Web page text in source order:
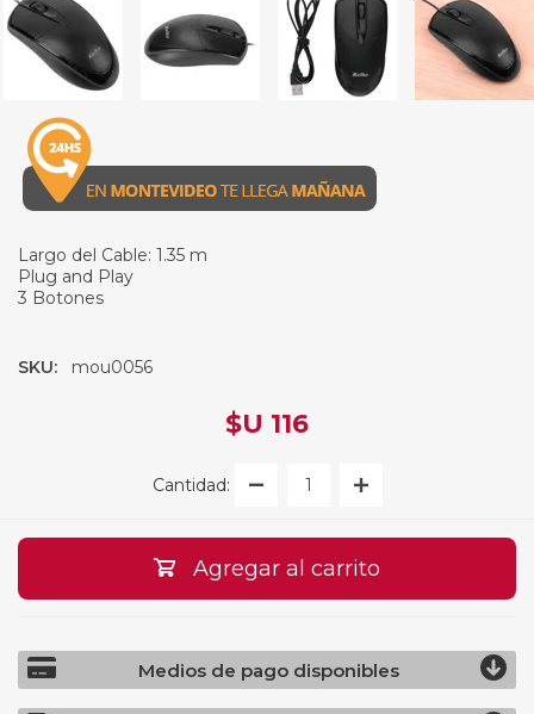
Largo del Cable: 1.35 m
Plug and Play
3 Botones
SKU: mou0056
$U 116
Cantidad:
Agregar al carrito
Medios de pago disponibles